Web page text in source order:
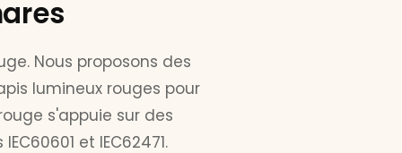
Nous proposons des
lumineux rouges pour
s'appuie sur des
et IEC62471.